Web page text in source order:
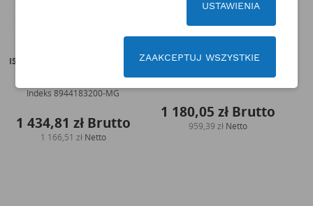
ISUZU TURBOSPRĘŻARKA 4BD1
Indeks 8944183200-MG
1 434,81 złBrutto
1 166,51 zł Netto
PERKINS TURBOSPRĘŻARKA AK
1 180,05 złBrutto
959,39 zł Netto
USTAWIENIA
ZAAKCEPTUJ WSZYSTKIE